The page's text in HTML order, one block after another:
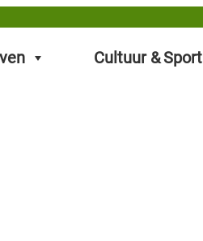
Cultuur & Sport